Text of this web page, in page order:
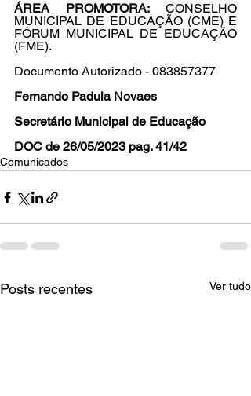
ÁREA PROMOTORA: CONSELHO
MUNICIPAL DE EDUCAÇÃO (CME) E
FÓRUM MUNICIPAL DE EDUCAÇÃO
(FME).
Documento Autorizado - 083857377
Fernando Padula Novaes
Secretário Municipal de Educação
DOC de 26/05/2023 pag. 41/42
Comunicados
Posts recentes Ver tudo